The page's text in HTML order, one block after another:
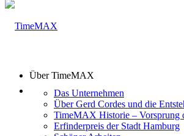
Über TimeMAX
Das Unternehmen
Über Gerd Cordes und die
TimeMAX Historie – Vorsprung
Erfinderpreis der Stadt Hamburg